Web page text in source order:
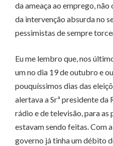
da ameaça ao emprego,
da intervenção absurda no
pessimistas de sempre
Eu me lembro que, nos
um no dia 19 de outubro e
pouquíssimos dias das
alertava a Srª presidente da
rádio e de televisão, para as
estavam sendo feitas. Com
governo já tinha um débito